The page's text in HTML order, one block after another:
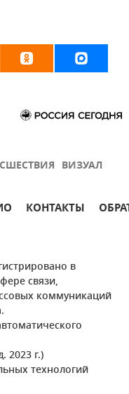
ВИЗУАЛ
КОНТАКТЫ
в
связи,
коммуникаций
2023 г.)
технологий